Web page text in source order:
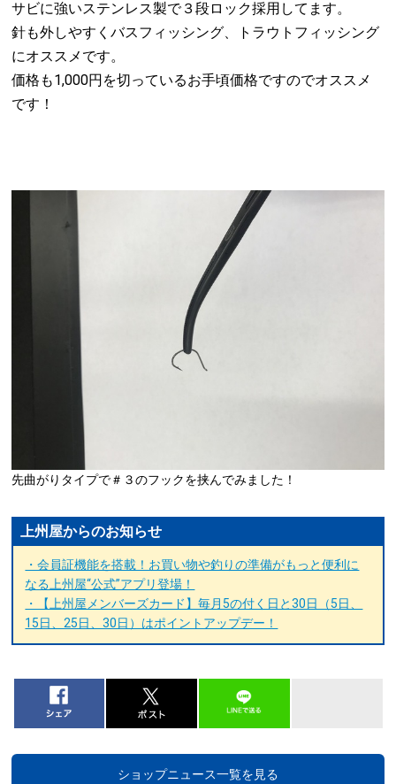
サビに強いステンレス製で３段ロック採用してます。
針も外しやすくバスフィッシング、トラウトフィッシング
にオススメです。
価格も1,000円を切っているお手頃価格ですのでオススメ
です！
先曲がりタイプで＃３のフックを挟んでみました！
上州屋からのお知らせ
・会員証機能を搭載！お買い物や釣りの準備がもっと便利に
なる上州屋“公式”アプリ登場！
・【上州屋メンバーズカード】毎月5の付く日と30日（5日、
15日、25日、30日）はポイントアップデー！
ショップニュース一覧を見る